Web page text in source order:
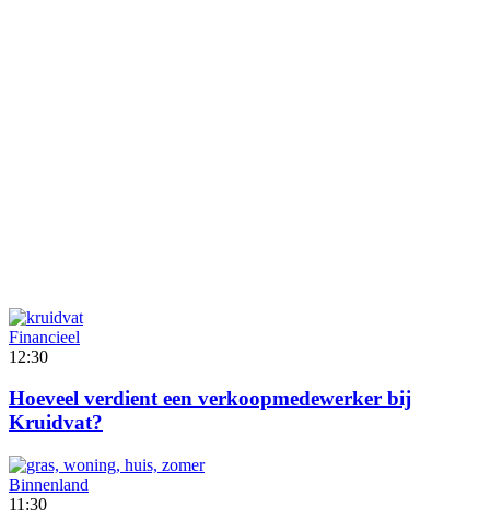
Financieel
12:30
Hoeveel verdient een verkoopmedewerker bij
Kruidvat?
Binnenland
11:30